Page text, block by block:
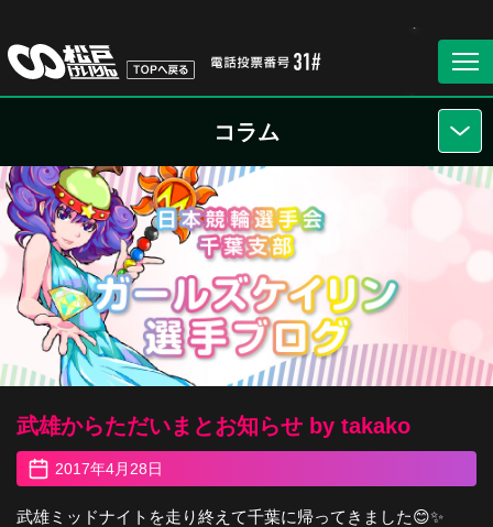
コラム
武雄からただいまとお知らせ by takako
2017年4月28日
武雄ミッドナイトを走り終えて千葉に帰ってきました😊✨